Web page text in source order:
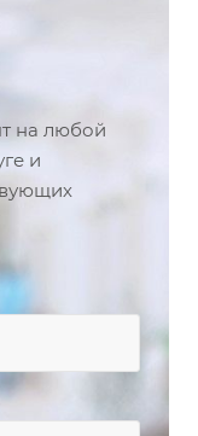
на любой
и